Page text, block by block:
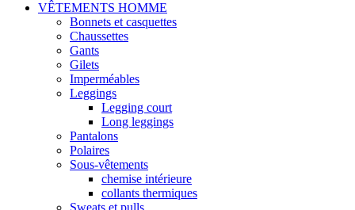
VÊTEMENTS HOMME
Bonnets et casquettes
Chaussettes
Gants
Gilets
Imperméables
Leggings
Legging court
Long leggings
Pantalons
Polaires
Sous-vêtements
chemise intérieure
collants thermiques
Sweats et pulls